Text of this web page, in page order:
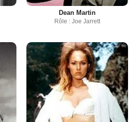
Dean Martin
Rôle : Joe Jarrett